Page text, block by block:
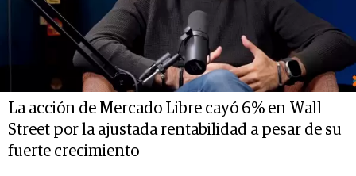
La acción de Mercado Libre cayó 6% en Wall
Street por la ajustada rentabilidad a pesar de su
fuerte crecimiento